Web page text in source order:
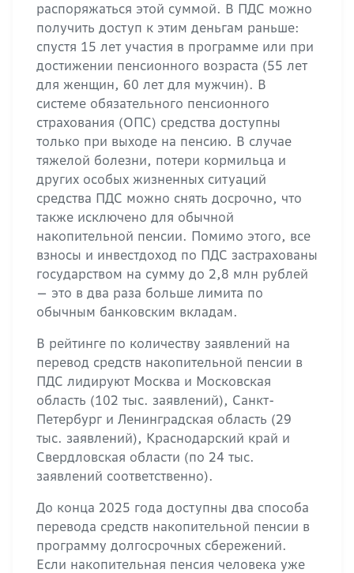
распоряжаться этой суммой. В ПДС можно
получить доступ к этим деньгам раньше:
спустя 15 лет участия в программе или при
достижении пенсионного возраста (55 лет
для женщин, 60 лет для мужчин). В
системе обязательного пенсионного
страхования (ОПС) средства доступны
только при выходе на пенсию. В случае
тяжелой болезни, потери кормильца и
других особых жизненных ситуаций
средства ПДС можно снять досрочно, что
также исключено для обычной
накопительной пенсии. Помимо этого, все
взносы и инвестдоход по ПДС застрахованы
государством на сумму до 2,8 млн рублей
— это в два раза больше лимита по
обычным банковским вкладам.
В рейтинге по количеству заявлений на
перевод средств накопительной пенсии в
ПДС лидируют Москва и Московская
область (102 тыс. заявлений), Санкт-
Петербург и Ленинградская область (29
тыс. заявлений), Краснодарский край и
Свердловская области (по 24 тыс.
заявлений соответственно).
До конца 2025 года доступны два способа
перевода средств накопительной пенсии в
программу долгосрочных сбережений.
Если накопительная пенсия человека уже